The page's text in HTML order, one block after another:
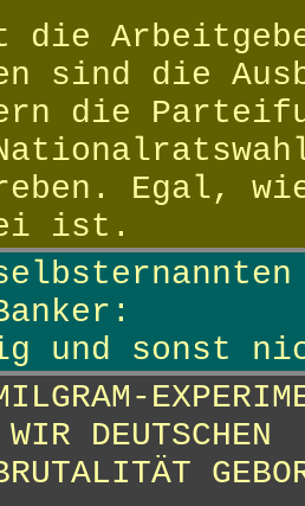
die
sind die
die
Egal,
ist.
und sonst
DEUTSCHEN